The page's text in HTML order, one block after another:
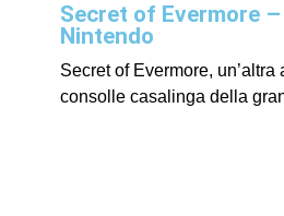
Secret of Evermore
Nintendo
Secret of Evermore,
consolle casalinga della